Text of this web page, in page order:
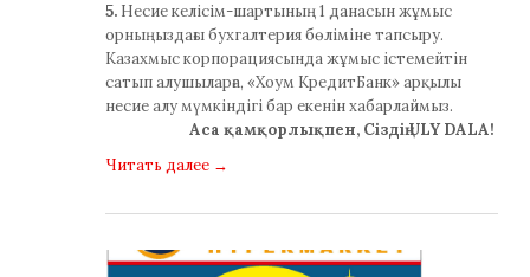
5. Несие келісім-шартының 1 данасын жұмыс
орныңыздағы бухгалтерия бөліміне тапсыру.
Казахмыс корпорациясында жұмыс істемейтін
сатып алушыларға, «Хоум КредитБанк» арқылы
несие алу мүмкіндігі бар екенін хабарлаймыз.
Аса қамқорлықпен, Сіздің ULY DALA!
Читать далее →